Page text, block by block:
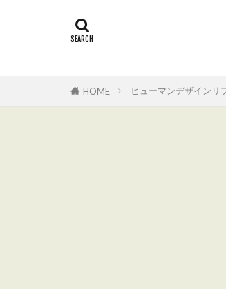
HOME ヒューマンデザインリ